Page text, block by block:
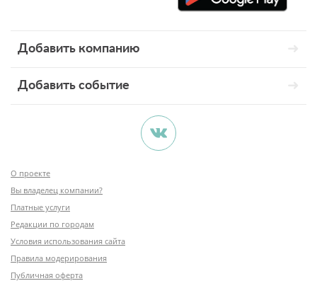
Добавить компанию
Добавить событие
О проекте
Вы владелец компании?
Платные услуги
Редакции по городам
Условия использования сайта
Правила модерирования
Публичная оферта